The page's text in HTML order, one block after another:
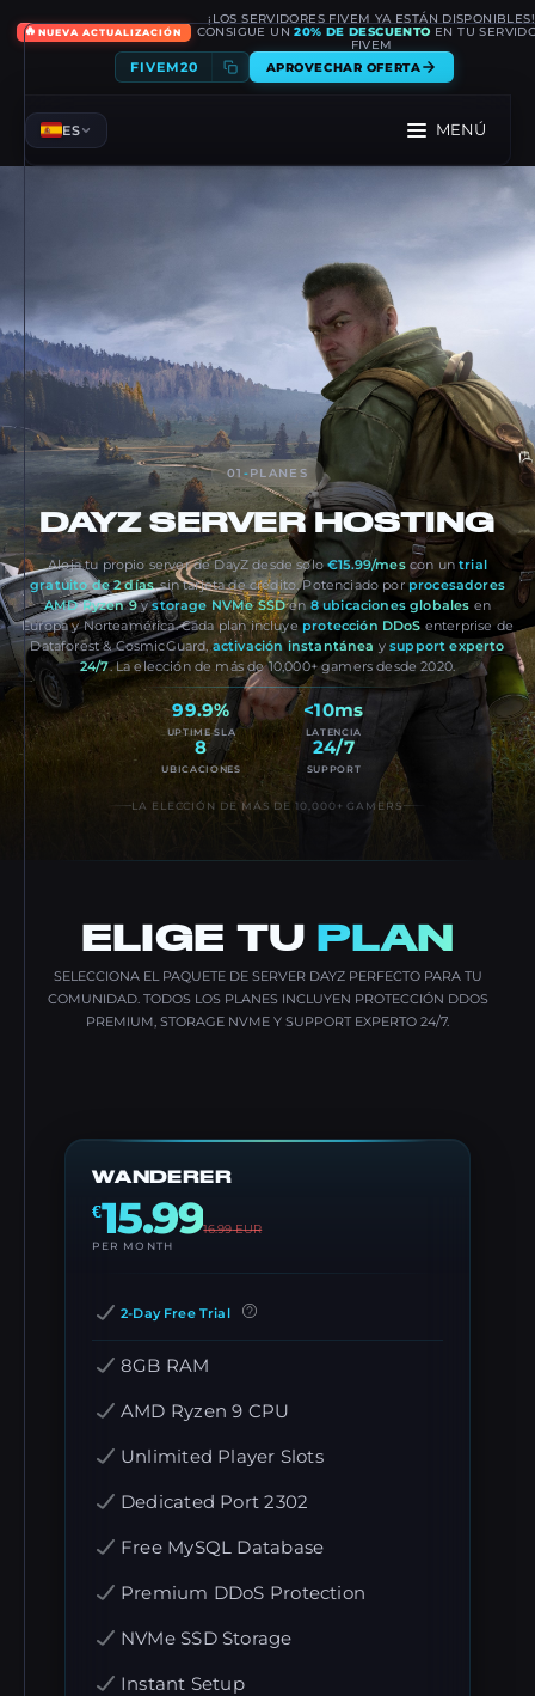
🔥NUEVA ACTUALIZACIÓN
¡LOS SERVIDORES FIVEM YA ESTÁN DISPONIBLES!
CONSIGUE UN20% DE DESCUENTO EN TU
FIVEM
FIVEM20 APROVECHAR OFERTA
ES MENÚ
01 -PLANES
DAYZ SERVER HOSTING
Aloja tu propio server de DayZ desde solo€15.99/mescon untrial
gratuito de 2 días, sin tarjeta de crédito. Potenciado porprocesadores
AMD Ryzen 9ystorage NVMe SSDen8 ubicaciones globales en
Europa y Norteamérica. Cada plan incluye protección DDoS enterprise de
Dataforest & CosmicGuard,activación instantánea ysupport experto
24/7. La elección de más de 10,000+ gamers desde 2020.
99.9%
UPTIME SLA
<10ms
LATENCIA
8
UBICACIONES
24/7
SUPPORT
LA ELECCIÓN DE MÁS DE 10,000+ GAMERS
ELIGE TU PLAN
SELECCIONA EL PAQUETE DE SERVER DAYZ PERFECTO PARA TU
COMUNIDAD. TODOS LOS PLANES INCLUYEN PROTECCIÓN DDOS
PREMIUM, STORAGE NVME Y SUPPORT EXPERTO 24/7.
WANDERER
€15.9916.99EUR
PER MONTH
2-Day Free Trial
8GB RAM
AMD Ryzen 9 CPU
Unlimited Player Slots
Dedicated Port 2302
Free MySQL Database
Premium DDoS Protection
NVMe SSD Storage
Instant Setup